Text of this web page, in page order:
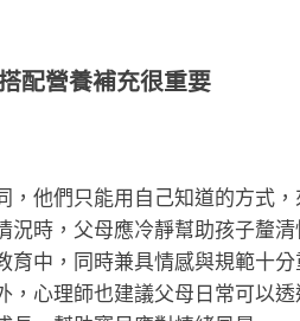
配營養補充很重要
，他們只能用自己知道的方式，
時，父母應冷靜幫助孩子釐清
中，同時兼具情感與規範十分
，心理師也建議父母日常可以